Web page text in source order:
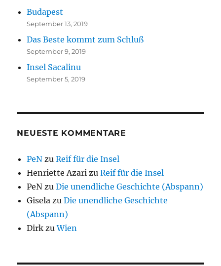
Budapest
September 13, 2019
Das Beste kommt zum Schluß
September 9, 2019
Insel Sacalinu
September 5, 2019
NEUESTE KOMMENTARE
PeN zuReif für die Insel
Henriette Azari zuReif für die Insel
PeN zuDie unendliche Geschichte (Abspann)
Gisela zuDie unendliche Geschichte
(Abspann)
Dirk zuWien